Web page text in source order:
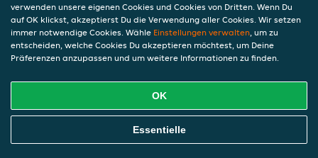
verwenden unsere eigenen Cookies und Cookies von Dritten. Wenn Du
auf OK klickst, akzeptierst Du die Verwendung aller Cookies. Wir setzen
immer notwendige Cookies. Wähle Einstellungen verwalten, um zu
entscheiden, welche Cookies Du akzeptieren möchtest, um Deine
Präferenzen anzupassen und um weitere Informationen zu finden.
OK
Essentielle